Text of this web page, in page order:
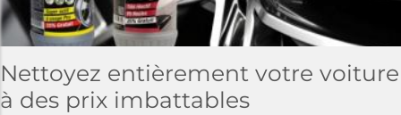
Nettoyez entièrement votre voiture
à des prix imbattables